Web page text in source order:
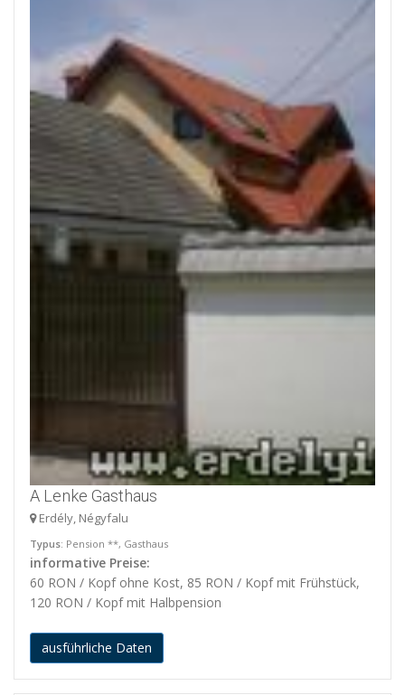
A Lenke Gasthaus
Erdély, Négyfalu
Typus: Pension **, Gasthaus
informative Preise:
60 RON / Kopf ohne Kost, 85 RON / Kopf mit Frühstück,
120 RON / Kopf mit Halbpension
ausführliche Daten